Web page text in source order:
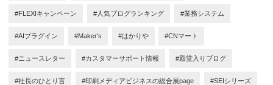
#FLEXIキャンペーン #人気ブログランキング #業務システム
#AIプラグイン #Maker's #はかりや #CNマート
#ニュースレター #カスタマーサポート情報 #殿堂入りブログ
#社長のひとり言 #印刷メディアビジネスの総合展page #SEIシリーズ